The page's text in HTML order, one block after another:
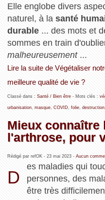
Elle englobe divers
naturel, à la santé
durable... des mots et
sommes en train
malheureusement...
Lire la suite de Végétaliser
meilleure qualité de vie ?
Classé dans : Santé / Bien être- Mots clés :
urbanisation, masque, COVID, folie, destruction,
Mieux connaître
l'arthrose, pour
Rédigé par refOK - 23 mai 2023- Aucun
D
es maladies qui
personnes, des
être très